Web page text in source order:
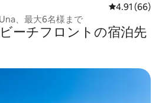
レビュー66
4.91 (66)
、最大6名様まで
ーチフロントの宿泊先